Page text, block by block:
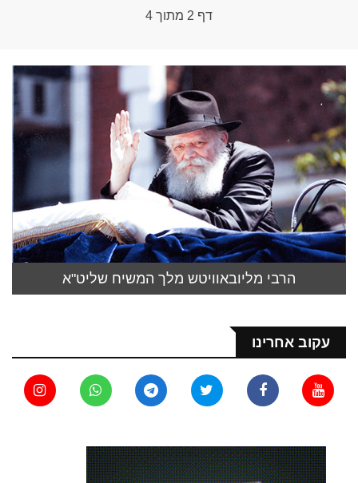
דף 2 מתוך 4
הרבי מליובאוויטש מלך המשיח שליט"א
עקוב אחרינו